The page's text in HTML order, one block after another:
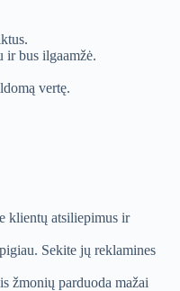
ir bus ilgaamžė.
vertę.
klientų atsiliepimus ir
Sekite jų reklamines
žmonių parduoda mažai